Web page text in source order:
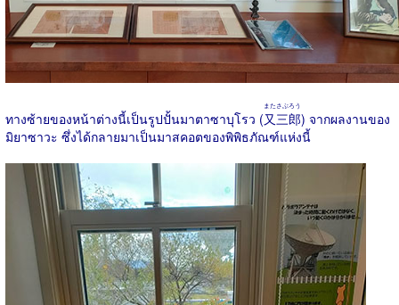
ทางซ้ายของหน้าต่างนี้เป็นรูปปั้นมาตาซาบุโรว (又三郎
またさぶろう
) จากผลงานของ
มิยาซาวะ ซึ่งได้กลายมาเป็นมาสคอตของพิพิธภัณฑ์แห่งนี้